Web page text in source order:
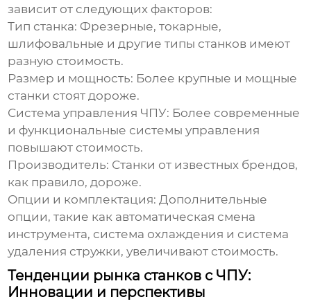
зависит от следующих факторов:
Тип станка: Фрезерные, токарные,
шлифовальные и другие типы станков имеют
разную стоимость.
Размер и мощность: Более крупные и мощные
станки стоят дороже.
Система управления ЧПУ: Более современные
и функциональные системы управления
повышают стоимость.
Производитель: Станки от известных брендов,
как правило, дороже.
Опции и комплектация: Дополнительные
опции, такие как автоматическая смена
инструмента, система охлаждения и система
удаления стружки, увеличивают стоимость.
Тенденции рынка станков с ЧПУ:
Инновации и перспективы